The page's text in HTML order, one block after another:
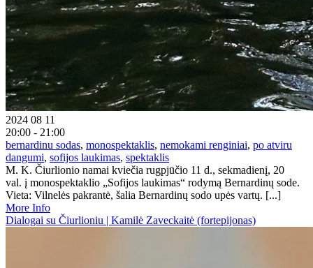
2024 08 11
20:00 - 21:00
bernardinu sodas, monospektaklis, nemokami renginiai, po atviru
dangumi, sofijos laukimas, spektaklis
M. K. Čiurlionio namai kviečia rugpjūčio 11 d., sekmadienį, 20
val. į monospektaklio „Sofijos laukimas“ rodymą Bernardinų sode.
Vieta: Vilnelės pakrantė, šalia Bernardinų sodo upės vartų. [...]
More Info
Dialogai su Čiurlioniu | Kamilė Zaveckaitė (fortepijonas)